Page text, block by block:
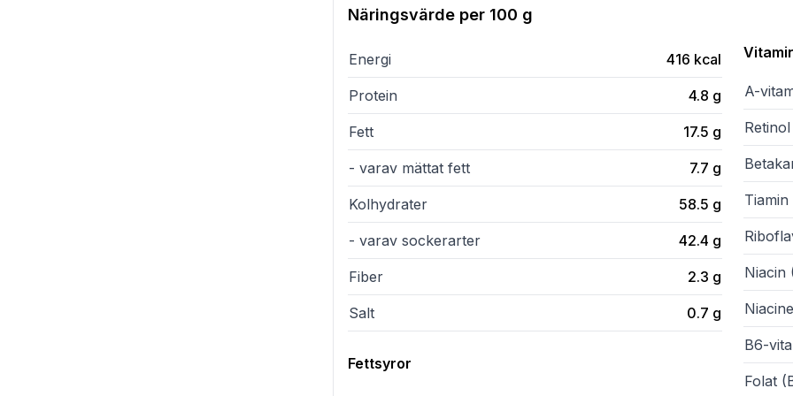
Näringsvärde per 100 g
Energi 416 kcal
Protein 4.8 g
Fett 17.5 g
- varav mättat fett 7.7 g
Kolhydrater 58.5 g
- varav sockerarter 42.4 g
Fiber 2.3 g
Salt 0.7 g
Fettsyror
A-
Retinol
Tiamin
Niacin
B6-
Folat